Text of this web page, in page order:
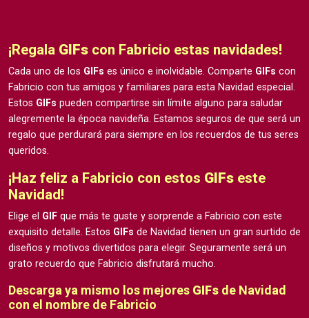
¡Regala GIFs con Fabricio estas navidades!
Cada uno de los GIFs es único e inolvidable. Comparte GIFs con
Fabricio con tus amigos y familiares para esta Navidad especial.
Estos GIFs pueden compartirse sin límite alguno para saludar
alegremente la época navideña. Estamos seguros de que será un
regalo que perdurará para siempre en los recuerdos de tus seres
queridos.
¡Haz feliz a Fabricio con estos GIFs este
Navidad!
Elige el GIF que más te guste y sorprende a Fabricio con este
exquisito detalle. Estos GIFs de Navidad tienen un gran surtido de
diseños y motivos divertidos para elegir. Seguramente será un
grato recuerdo que Fabricio disfrutará mucho.
Descarga ya mismo los mejores GIFs de Navidad
con el nombre de Fabricio